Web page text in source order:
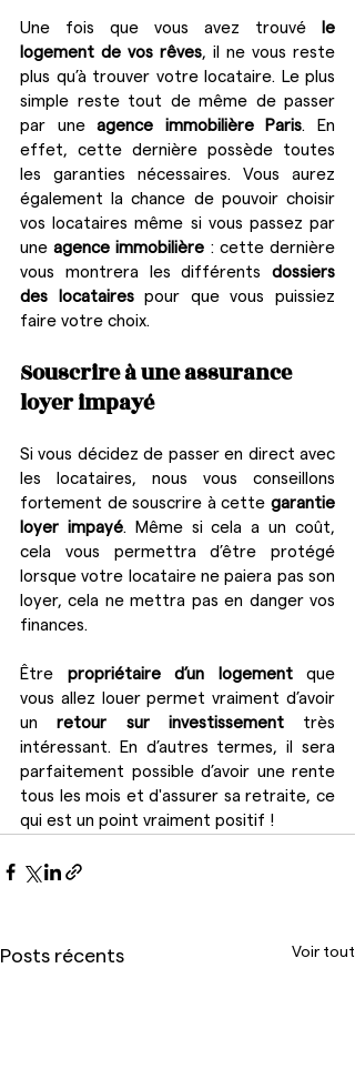
Une fois que vous avez trouvé
le
logement de vos rêves, il ne vous reste
plus qu’à trouver votre locataire. Le plus
simple reste tout de même de passer
par une agence immobilière Paris. En
effet, cette dernière possède toutes
les garanties nécessaires. Vous aurez
également la chance de pouvoir choisir
vos locataires même si vous passez par
une agence immobilière : cette dernière
vous montrera les différents dossiers
des locataires pour que vous puissiez
faire votre choix.
Souscrire à une assurance
loyer impayé
Si vous décidez de passer en direct avec
les locataires, nous vous conseillons
fortement de souscrire à cette garantie
loyer impayé. Même si cela a un coût,
cela vous permettra d’être protégé
lorsque votre locataire ne paiera pas son
loyer, cela ne mettra pas en danger vos
finances.
Être propriétaire d’un logement que
vous allez louer permet vraiment d’avoir
un retour sur investissement très
intéressant. En d’autres termes, il sera
parfaitement possible d’avoir une rente
tous les mois et d'assurer sa retraite, ce
qui est un point vraiment positif !
Posts récents Voir tout